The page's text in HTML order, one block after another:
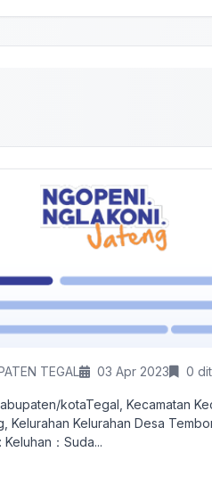
TEGAL 03 Apr 2023 0
kotaTegal, Kecamatan
Kelurahan Kelurahan Desa
Keluhan：Suda...